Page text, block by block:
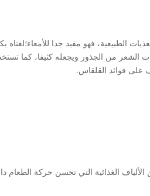
فهو مفيد جدا للأمعاء؛لغناه
من الجذور ويجعله كثيفا، كما
على فوائد القلقاس.
الغذائية التي تحسن حركة الطعام